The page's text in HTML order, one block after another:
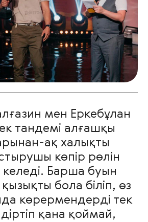
мен Еркебұлан
тандемі алғашқы
ақ халықты
көпір рөлін
Барша буын
қызықты бола біліп, өз
көрермендерді тек
қана қоймай,